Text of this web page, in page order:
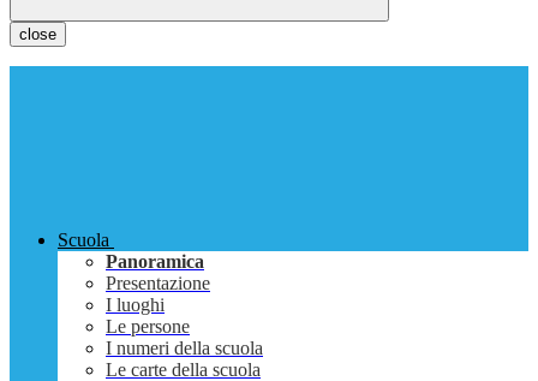
close
Scuola
Panoramica
Presentazione
I luoghi
Le persone
I numeri della scuola
Le carte della scuola